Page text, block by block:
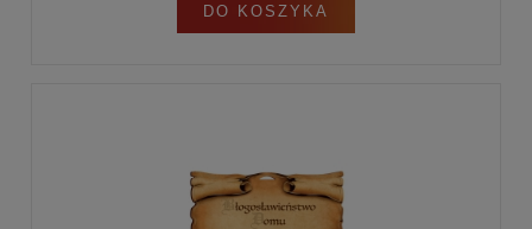
DO KOSZYKA